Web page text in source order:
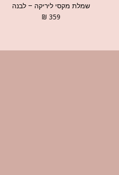
שמלת מקסי ליריקה – לבנה
₪ 359